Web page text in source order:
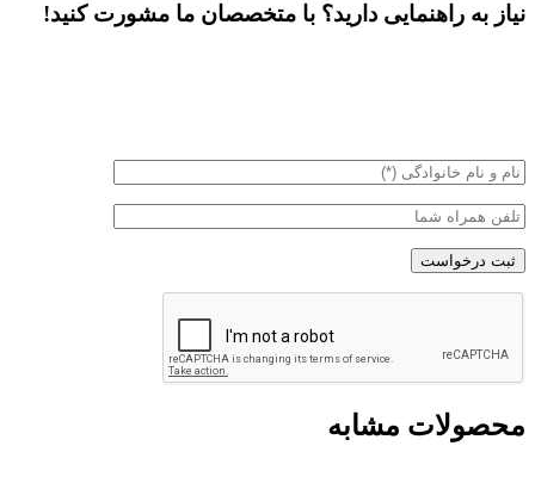
نیاز به راهنمایی دارید؟ با متخصصان ما مشورت کنید!
محصولات مشابه